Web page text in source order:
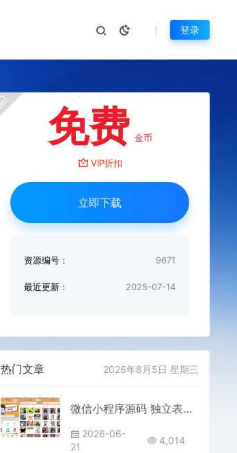
登录
免费 金币
VIP折扣
立即下载
资源编号： 9671
最近更新： 2025-07-14
热门文章 2026年8月5日 星期三
微信小程序源码 独立表情包壁纸小程序源码 喝酒神器小游戏微信小程序源码 带流量主
2026-06-
21
4,014